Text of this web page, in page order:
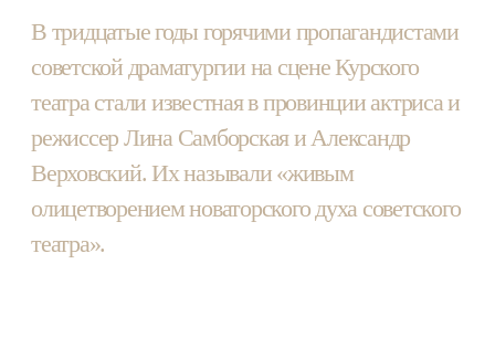
В тридцатые годы горячими пропагандистами
советской драматургии на сцене Курского
театра стали известная в провинции актриса и
режиссер Лина Самборская и Александр
Верховский. Их называли «живым
олицетворением новаторского духа советского
театра».